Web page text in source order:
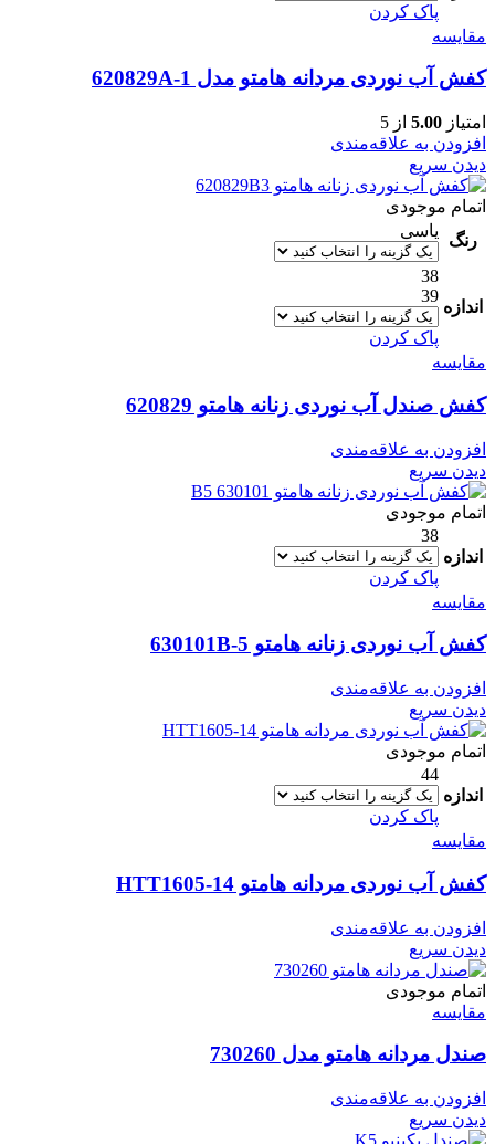
پاک کردن
مقایسه
کفش آب نوردی مردانه هامتو مدل 620829A-1
امتیاز 5.00 از 5
افزودن به علاقه‌مندی
دیدن سریع
اتمام موجودی
رنگ
یاسی
اندازه
38
39
پاک کردن
مقایسه
کفش صندل آب نوردی زنانه هامتو 620829
افزودن به علاقه‌مندی
دیدن سریع
اتمام موجودی
اندازه
38
پاک کردن
مقایسه
کفش آب نوردی زنانه هامتو 630101B-5
افزودن به علاقه‌مندی
دیدن سریع
اتمام موجودی
اندازه
44
پاک کردن
مقایسه
کفش آب نوردی مردانه هامتو HTT1605-14
افزودن به علاقه‌مندی
دیدن سریع
اتمام موجودی
مقایسه
صندل مردانه هامتو مدل 730260
افزودن به علاقه‌مندی
دیدن سریع